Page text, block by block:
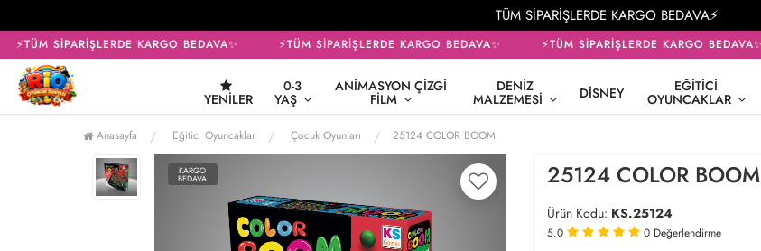
TÜM SİPARİŞLERDE KARGO BEDAVA⚡
⚡TÜM SİPARİŞLERDE KARGO BEDAVA✨ ⚡TÜM SİPARİŞLERDE KARGO BEDAVA✨ ⚡TÜM SİPARİŞLERDE KARGO BEDAVA✨
YENILER
0-3
YAŞ
ANIMASYON ÇIZGI
FILM
DENIZ
MALZEMESI DISNEY EĞITICI
OYUNCAKLAR
Anasayfa Eğitici Oyuncaklar Çocuk Oyunları 25124 COLOR BOOM
KARGO
BEDAVA 25124 COLOR BOOM
Ürün Kodu: KS.25124
5.0 0 Değerlendirme